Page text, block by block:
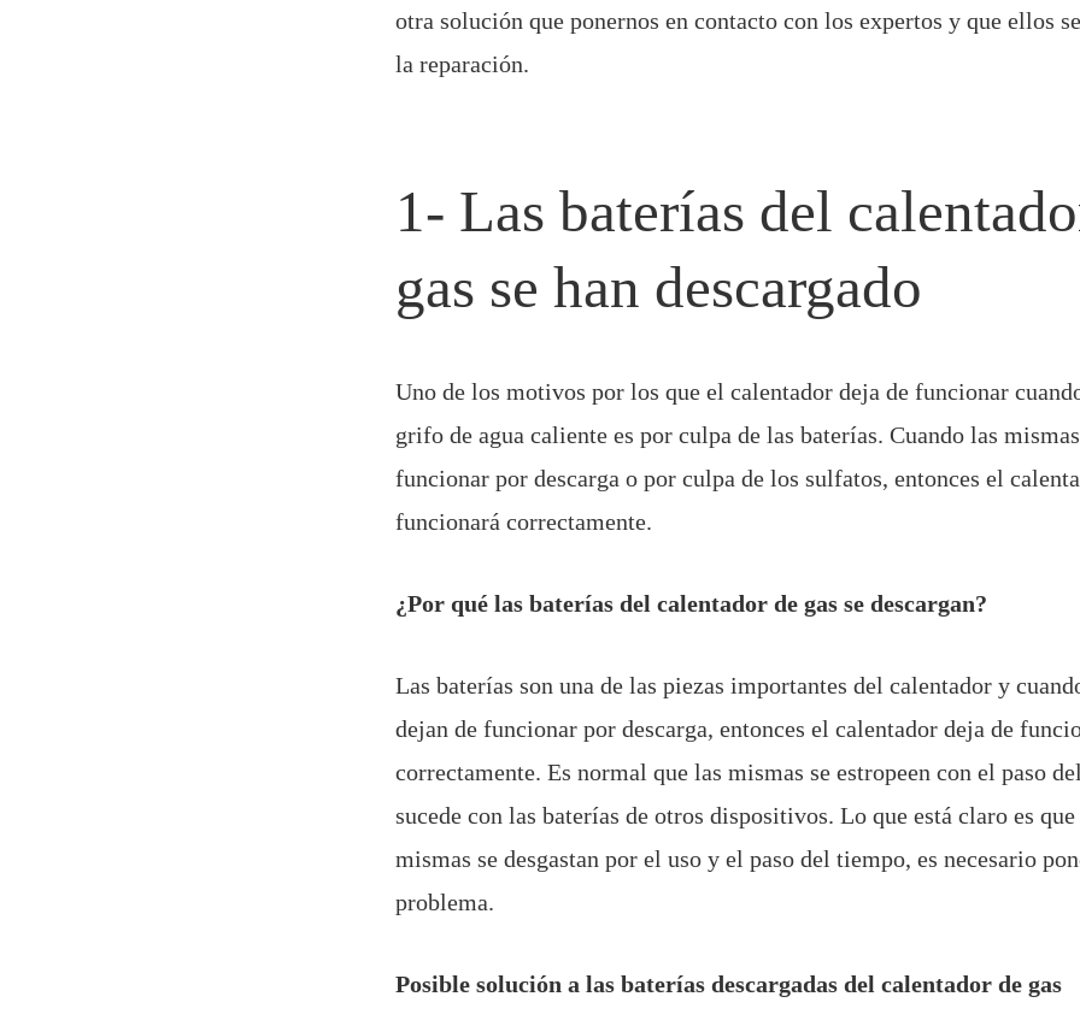
otra solución que ponernos en contacto con los expertos y que ellos
la reparación.
1- Las baterías del
gas se han descargado
Uno de los motivos por los que el calentador deja de funcionar
grifo de agua caliente es por culpa de las baterías. Cuando las
funcionar por descarga o por culpa de los sulfatos, entonces el
funcionará correctamente.
¿Por qué las baterías del calentador de gas se descargan?
Las baterías son una de las piezas importantes del calentador y
dejan de funcionar por descarga, entonces el calentador deja de
correctamente. Es normal que las mismas se estropeen con el paso
sucede con las baterías de otros dispositivos. Lo que está claro es
mismas se desgastan por el uso y el paso del tiempo, es necesario
problema.
Posible solución a las baterías descargadas del calentador de gas